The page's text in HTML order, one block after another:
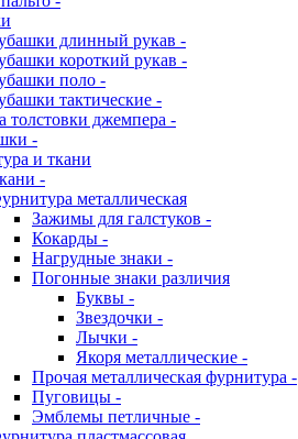
длинный рукав -
короткий рукав -
поло -
тактические -
толстовки джемпера -
-
и ткани
-
металлическая
Зажимы для галстуков -
Кокарды -
Нагрудные знаки -
Погонные знаки различия
Буквы -
Звездочки -
Лычки -
Якоря металлические -
Прочая металлическая фурнитура -
Пуговицы -
Эмблемы петличные -